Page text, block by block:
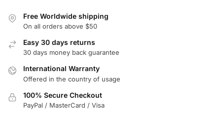
Free Worldwide shipping
On all orders above $50
Easy 30 days returns
30 days money back guarantee
International Warranty
Offered in the country of usage
100% Secure Checkout
PayPal / MasterCard / Visa